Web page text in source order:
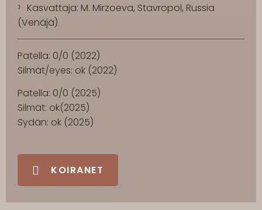
Kasvattaja: M. Mirzoeva, Stavropol, Russia
(Venäjä)
Patella: 0/0 (2022)
Silmät/eyes: ok (2022)
Patella: 0/0 (2025)
Silmät: ok(2025)
Sydän: ok (2025)
KOIRANET